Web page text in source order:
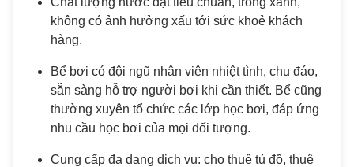
không có ảnh hưởng xấu tới sức khoẻ khách
hàng.
Bể bơi có đội ngũ nhân viên nhiệt tình, chu đáo,
sẵn sàng hỗ trợ người bơi khi cần thiết. Bể cũng
thường xuyên tổ chức các lớp học bơi, đáp ứng
nhu cầu học bơi của mọi đối tượng.
Cung cấp đa dạng dịch vụ: cho thuê tủ đồ, thuê